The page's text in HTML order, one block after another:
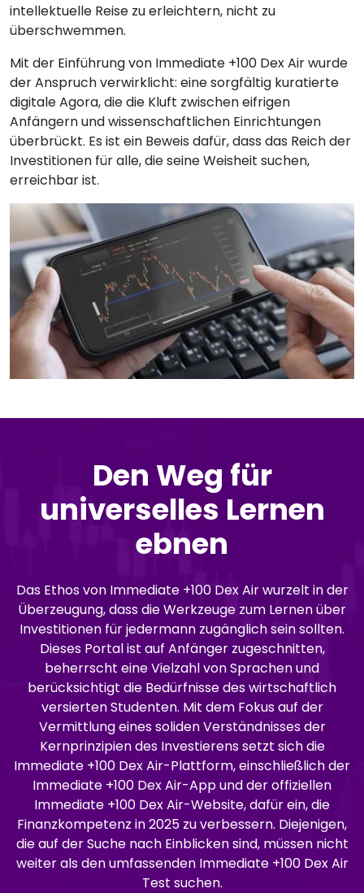
intellektuelle Reise zu erleichtern, nicht zu
überschwemmen.
Mit der Einführung von Immediate +100 Dex Air wurde
der Anspruch verwirklicht: eine sorgfältig kuratierte
digitale Agora, die die Kluft zwischen eifrigen
Anfängern und wissenschaftlichen Einrichtungen
überbrückt. Es ist ein Beweis dafür, dass das Reich der
Investitionen für alle, die seine Weisheit suchen,
erreichbar ist.
Den Weg für
universelles Lernen
ebnen
Das Ethos von Immediate +100 Dex Air wurzelt in der
Überzeugung, dass die Werkzeuge zum Lernen über
Investitionen für jedermann zugänglich sein sollten.
Dieses Portal ist auf Anfänger zugeschnitten,
beherrscht eine Vielzahl von Sprachen und
berücksichtigt die Bedürfnisse des wirtschaftlich
versierten Studenten. Mit dem Fokus auf der
Vermittlung eines soliden Verständnisses der
Kernprinzipien des Investierens setzt sich die
Immediate +100 Dex Air-Plattform, einschließlich der
Immediate +100 Dex Air-App und der offiziellen
Immediate +100 Dex Air-Website, dafür ein, die
Finanzkompetenz in 2025 zu verbessern. Diejenigen,
die auf der Suche nach Einblicken sind, müssen nicht
weiter als den umfassenden Immediate +100 Dex Air
Test suchen.